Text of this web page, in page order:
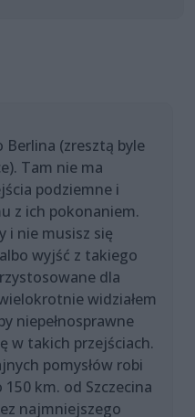
Berlina (zresztą byle
Tam nie ma
podziemne i
z ich pokonaniem.
i nie musisz się
wyjść z takiego
dla
widziałem
niepełnosprawne
w takich przejściach.
pomysłów robi
km. od Szczecina
najmniejszego